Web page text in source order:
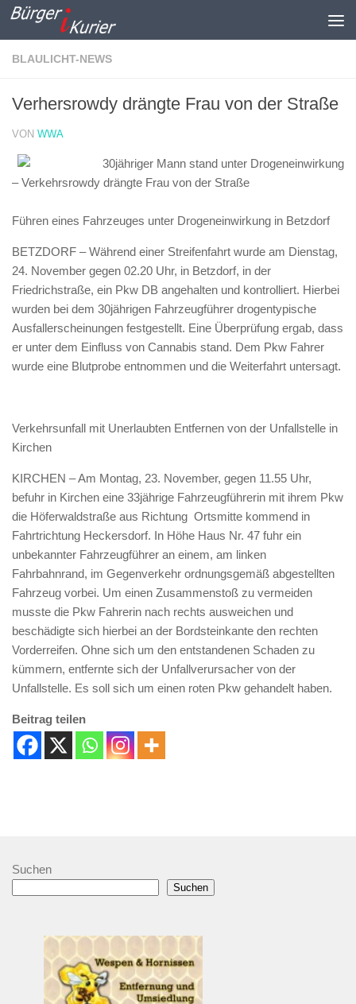
Zum Inhalt springen
BLAULICHT-NEWS
Verhersrowdy drängte Frau von der Straße
VON WWA
30jähriger Mann stand unter Drogeneinwirkung
– Verkehrsrowdy drängte Frau von der Straße
Führen eines Fahrzeuges unter Drogeneinwirkung in Betzdorf
BETZDORF – Während einer Streifenfahrt wurde am Dienstag,
24. November gegen 02.20 Uhr, in Betzdorf, in der
Friedrichstraße, ein Pkw DB angehalten und kontrolliert. Hierbei
wurden bei dem 30jährigen Fahrzeugführer drogentypische
Ausfallerscheinungen festgestellt. Eine Überprüfung ergab, dass
er unter dem Einfluss von Cannabis stand. Dem Pkw Fahrer
wurde eine Blutprobe entnommen und die Weiterfahrt untersagt.
Verkehrsunfall mit Unerlaubten Entfernen von der Unfallstelle in
Kirchen
KIRCHEN – Am Montag, 23. November, gegen 11.55 Uhr,
befuhr in Kirchen eine 33jährige Fahrzeugführerin mit ihrem Pkw
die Höferwaldstraße aus Richtung Ortsmitte kommend in
Fahrtrichtung Heckersdorf. In Höhe Haus Nr. 47 fuhr ein
unbekannter Fahrzeugführer an einem, am linken
Fahrbahnrand, im Gegenverkehr ordnungsgemäß abgestellten
Fahrzeug vorbei. Um einen Zusammenstoß zu vermeiden
musste die Pkw Fahrerin nach rechts ausweichen und
beschädigte sich hierbei an der Bordsteinkante den rechten
Vorderreifen. Ohne sich um den entstandenen Schaden zu
kümmern, entfernte sich der Unfallverursacher von der
Unfallstelle. Es soll sich um einen roten Pkw gehandelt haben.
Beitrag teilen
Suchen
Suchen